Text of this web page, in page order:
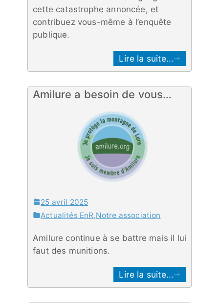
cette catastrophe annoncée, et
contribuez vous-même à l’enquête
publique.
Lire la suite...
Amilure a besoin de vous…
25 avril 2025
Actualités EnR,Notre association
Amilure continue à se battre mais il lui
faut des munitions.
Lire la suite...